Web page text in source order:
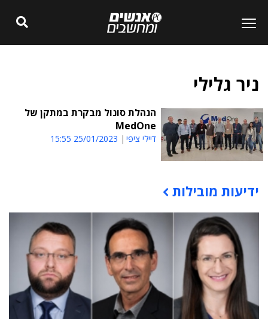
ניר גלילי
הנהלת סונול מבקרת במתקן של
MedOne
דיילי ציפי 25/01/2023 15:55
תוכן פרסומי
ידיעות מובילות